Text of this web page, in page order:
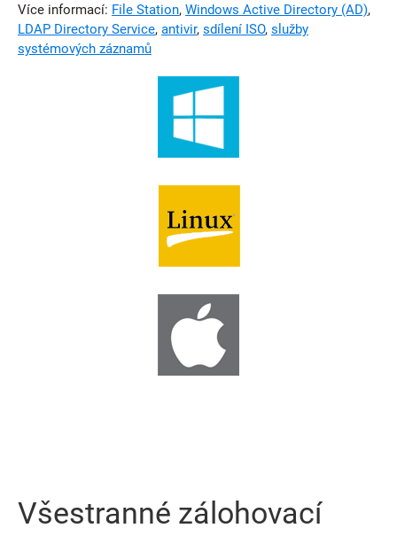
Více informací: File Station, Windows Active Directory (AD),
LDAP Directory Service, antivir, sdílení ISO, služby
systémových záznamů
Všestranné zálohovací